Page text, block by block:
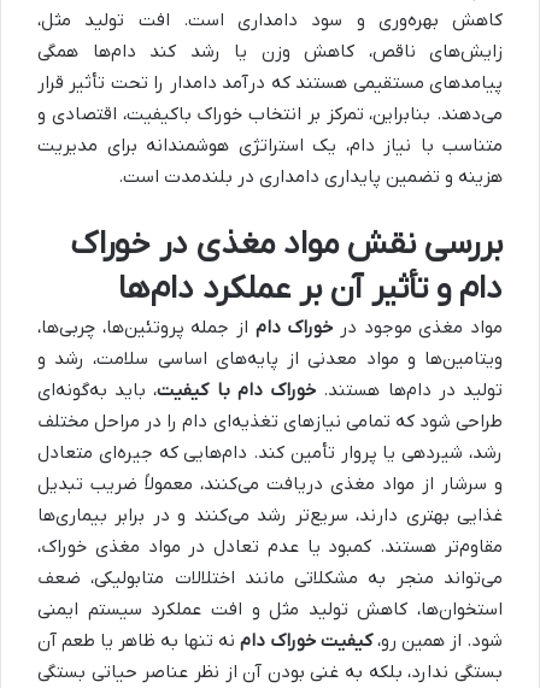
کاهش بهره‌وری و سود دامداری است. افت تولید مثل،
زایش‌های ناقص، کاهش وزن یا رشد کند دام‌ها همگی
پیامدهای مستقیمی هستند که درآمد دامدار را تحت تأثیر قرار
می‌دهند. بنابراین، تمرکز بر انتخاب خوراک باکیفیت، اقتصادی و
متناسب با نیاز دام، یک استراتژی هوشمندانه برای مدیریت
هزینه و تضمین پایداری دامداری در بلندمدت است.
بررسی نقش مواد مغذی در خوراک
دام و تأثیر آن بر عملکرد دام‌ها
مواد مغذی موجود در خوراک دام از جمله پروتئین‌ها، چربی‌ها،
ویتامین‌ها و مواد معدنی از پایه‌های اساسی سلامت، رشد و
تولید در دام‌ها هستند. خوراک دام با کیفیت، باید به‌گونه‌ای
طراحی شود که تمامی نیازهای تغذیه‌ای دام را در مراحل مختلف
رشد، شیردهی یا پروار تأمین کند. دام‌هایی که جیره‌ای متعادل
و سرشار از مواد مغذی دریافت می‌کنند، معمولاً ضریب تبدیل
غذایی بهتری دارند، سریع‌تر رشد می‌کنند و در برابر بیماری‌ها
مقاوم‌تر هستند. کمبود یا عدم تعادل در مواد مغذی خوراک،
می‌تواند منجر به مشکلاتی مانند اختلالات متابولیکی، ضعف
استخوان‌ها، کاهش تولید مثل و افت عملکرد سیستم ایمنی
شود. از همین رو،کیفیت خوراک دام نه تنها به ظاهر یا طعم آن
بستگی ندارد، بلکه به غنی بودن آن از نظر عناصر حیاتی بستگی